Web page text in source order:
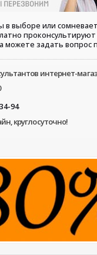
в выборе или
проконсультируют
можете задать вопрос
интернет-
94
круглосуточно!